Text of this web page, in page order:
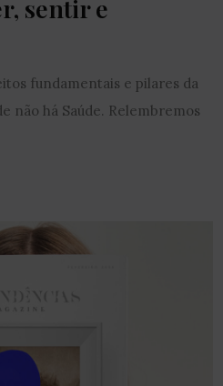
sentir e
fundamentais e pilares da
não há Saúde. Relembremos